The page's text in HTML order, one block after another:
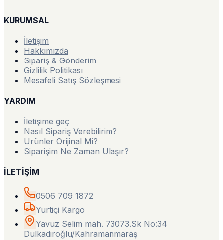
KURUMSAL
İletişim
Hakkımızda
Sipariş & Gönderim
Gizlilik Politikası
Mesafeli Satış Sözleşmesi
YARDIM
İletişime geç
Nasıl Sipariş Verebilirim?
Ürünler Orijinal Mi?
Siparişim Ne Zaman Ulaşır?
İLETİŞİM
0506 709 1872
Yurtiçi Kargo
Yavuz Selim mah. 73073.Sk No:34
Dulkadiroğlu/Kahramanmaraş